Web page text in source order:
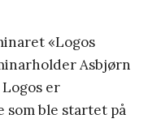
«Logos
Asbjørn
er
ble startet på